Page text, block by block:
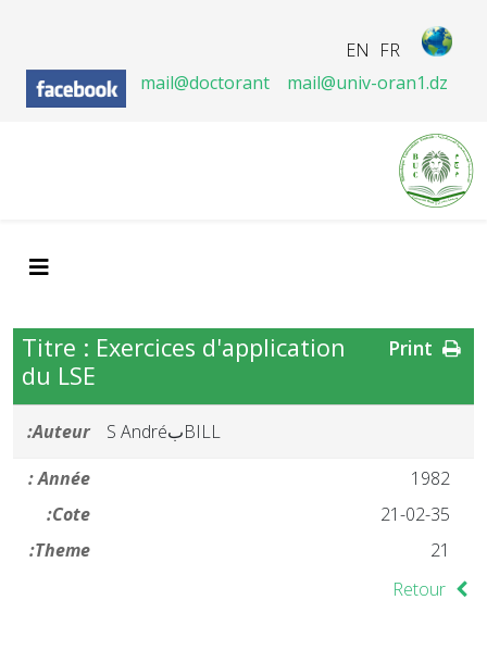
FR
EN
mail@doctorant
mail@univ-oran1.dz
Titre : Exercices d'application
du LSE
Auteur:
BILLبS André
Année :
1982
Cote:
21-02-35
Theme:
21
Retour